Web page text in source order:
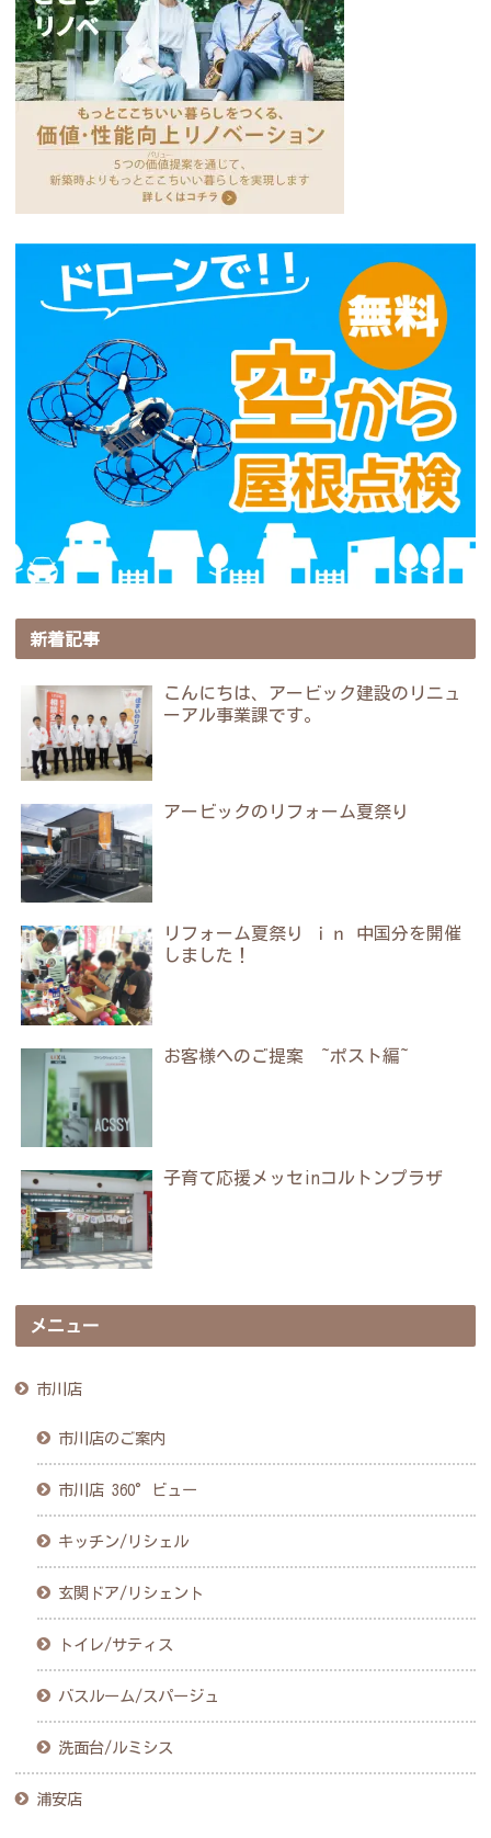
新着記事
こんにちは、アービック建設のリニュ
ーアル事業課です。
アービックのリフォーム夏祭り
リフォーム夏祭り ｉｎ 中国分を開催
しました！
お客様へのご提案 ~ポスト編~
子育て応援メッセinコルトンプラザ
メニュー
市川店
市川店のご案内
市川店 360°ビュー
キッチン/リシェル
玄関ドア/リシェント
トイレ/サティス
バスルーム/スパージュ
洗面台/ルミシス
浦安店